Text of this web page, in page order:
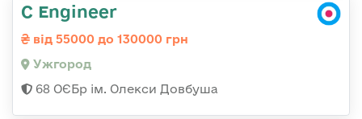
C Engineer
від 55000 до 130000 грн
Ужгород
68 ОЄБр ім. Олекси Довбуша